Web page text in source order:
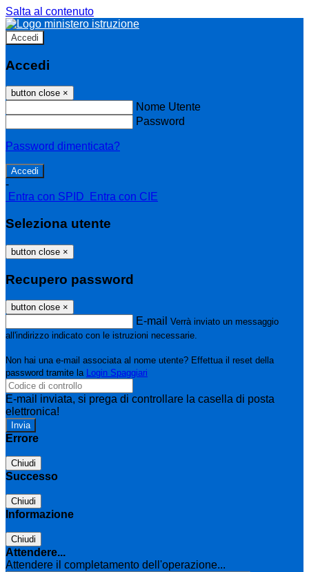
Salta al contenuto
Accedi
Accedi
button close ×
Nome Utente
Password
Password dimenticata?
-
Entra con SPID
Entra con CIE
Seleziona utente
button close ×
Recupero password
button close ×
E-mail Verrà inviato un messaggio
all'indirizzo indicato con le istruzioni necessarie.
Non hai una e-mail associata al nome utente? Effettua il reset della
password tramite la Login Spaggiari
E-mail inviata, si prega di controllare la casella di posta
elettronica!
Errore
Chiudi
Successo
Chiudi
Informazione
Chiudi
Attendere...
Attendere il completamento dell'operazione...